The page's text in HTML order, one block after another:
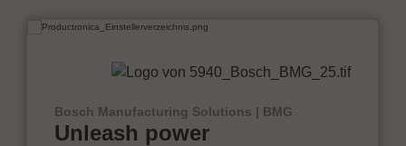
Bosch Manufacturing Solutions | BMG
Unleash power